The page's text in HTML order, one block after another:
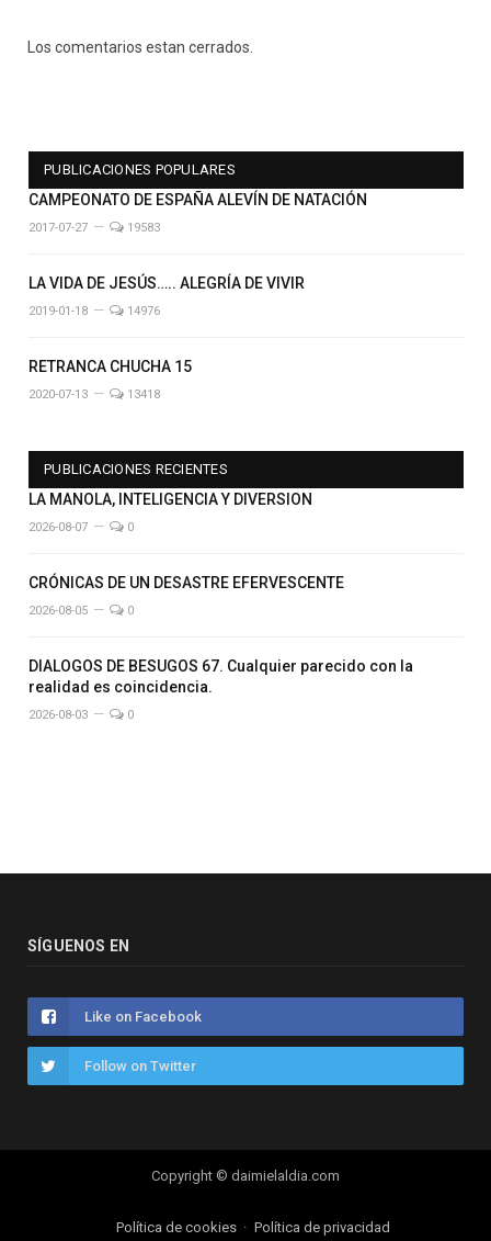
Los comentarios estan cerrados.
PUBLICACIONES POPULARES
CAMPEONATO DE ESPAÑA ALEVÍN DE NATACIÓN
2017-07-27 19583
LA VIDA DE JESÚS….. ALEGRÍA DE VIVIR
2019-01-18 14976
RETRANCA CHUCHA 15
2020-07-13 13418
PUBLICACIONES RECIENTES
LA MANOLA, INTELIGENCIA Y DIVERSION
2026-08-07 0
CRÓNICAS DE UN DESASTRE EFERVESCENTE
2026-08-05 0
DIALOGOS DE BESUGOS 67. Cualquier parecido con la
realidad es coincidencia.
2026-08-03 0
SÍGUENOS EN
Like on Facebook
Follow on Twitter
Copyright © daimielaldia.com
Política de cookies Política de privacidad